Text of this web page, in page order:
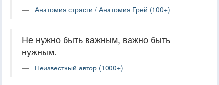
Анатомия страсти / Анатомия Грей (100+)
Не нужно быть важным, важно быть
нужным.
Неизвестный автор (1000+)